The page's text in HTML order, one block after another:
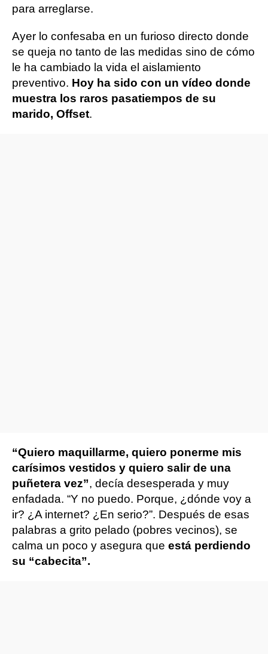
para arreglarse.
Ayer lo confesaba en un furioso directo donde
se queja no tanto de las medidas sino de cómo
le ha cambiado la vida el aislamiento
preventivo. Hoy ha sido con un vídeo donde
muestra los raros pasatiempos de su
marido, Offset.
“Quiero maquillarme, quiero ponerme mis
carísimos vestidos y quiero salir de una
puñetera vez”, decía desesperada y muy
enfadada. “Y no puedo. Porque, ¿dónde voy a
ir? ¿A internet? ¿En serio?”. Después de esas
palabras a grito pelado (pobres vecinos), se
calma un poco y asegura que está perdiendo
su “cabecita”.